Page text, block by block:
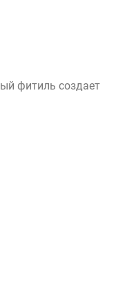
фитиль создает